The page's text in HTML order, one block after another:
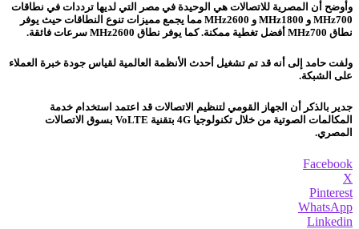
وأوضح أن المصرية للاتصالات هي الوحيدة في مصر التي لديها ترددات في نطاقات
MHz700 و MHz1800 و MHz2600 مما يجمع مميزات تنوع النطاقات حيث يوفر
نطاق MHz700 أفضل تغطية ممكنة.
كما يوفر نطاق MHz2600 سرعات فائقة.
ولفت حامد إلى أنه قد تم تشغيل أحدث الأنظمة العالمية لقياس جودة خبرة العملاء
على الشبكة.
جدير بالذكر أن الجهاز القومي لتنظيم الاتصالات قد اعتمد استخدام خدمة
المكالمات الصوتية من خلال تكنولوجيا 4G بتقنية VoLTE بسوق الاتصالات
المصري.
Facebook
X
Pinterest
WhatsApp
Linkedin